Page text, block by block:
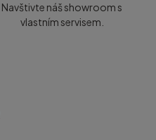
Navštivte náš showroom s
vlastním servisem.